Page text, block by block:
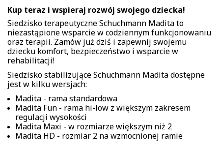
Kup teraz i wspieraj rozwój swojego dziecka!
Siedzisko terapeutyczne Schuchmann Madita to
niezastąpione wsparcie w codziennym funkcjonowaniu
oraz terapii. Zamów już dziś i zapewnij swojemu
dziecku komfort, bezpieczeństwo i wsparcie w
rehabilitacji!
Siedzisko stabilizujące Schuchmann Madita dostępne
jest w kilku wersjach:
Madita - rama standardowa
Madita Fun - rama hi-low z większym zakresem
regulacji wysokości
Madita Maxi - w rozmiarze większym niż 2
Madita HD - rozmiar 2 na wzmocnionej ramie